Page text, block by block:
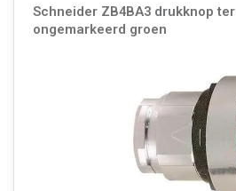
Schneider ZB4BA3 drukknop
ongemarkeerd groen